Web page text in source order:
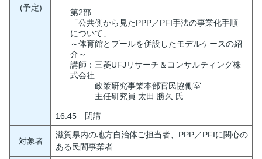
(予定)
第2部
「公共側から見たPPP／PFI手法の事業化手順
について」
～体育館とプールを併設したモデルケースの紹
介～
講師：三菱UFJリサーチ＆コンサルティング株
式会社
政策研究事業本部官民協働室
主任研究員 太田 勝久 氏
16:45 閉講
対象者
滋賀県内の地方自治体ご担当者、PPP／PFIに関心の
ある民間事業者